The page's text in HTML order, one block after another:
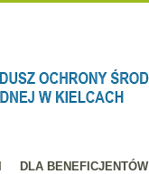
DLA BENEFICJENTÓW